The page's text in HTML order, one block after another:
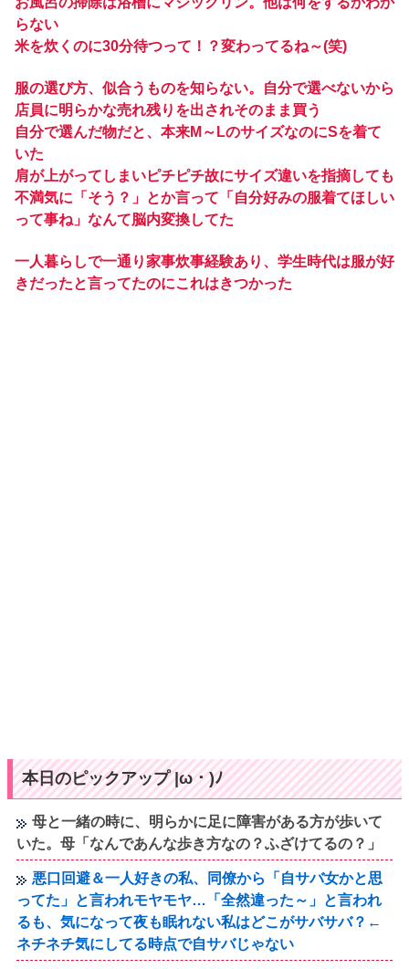
らない
米を炊くのに30分待つって！？変わってるね～(笑)
服の選び方、似合うものを知らない。自分で選べないから
店員に明らかな売れ残りを出されそのまま買う
自分で選んだ物だと、本来M～LのサイズなのにSを着て
いた
肩が上がってしまいピチピチ故にサイズ違いを指摘しても
不満気に「そう？」とか言って「自分好みの服着てほしい
って事ね」なんて脳内変換してた
一人暮らしで一通り家事炊事経験あり、学生時代は服が好
きだったと言ってたのにこれはきつかった
本日のピックアップ |ω・)ﾉ
母と一緒の時に、明らかに足に障害がある方が歩いて
いた。母「なんであんな歩き方なの？ふざけてるの？」
悪口回避＆一人好きの私、同僚から「自サバ女かと思
ってた」と言われモヤモヤ…「全然違った～」と言われ
るも、気になって夜も眠れない私はどこがサバサバ？←
ネチネチ気にしてる時点で自サバじゃない